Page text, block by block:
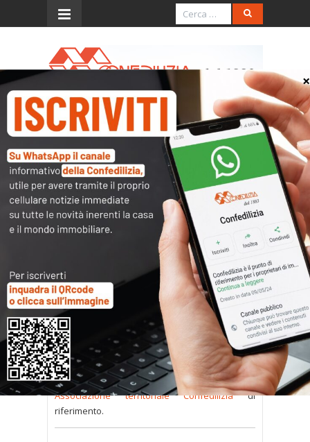
Menu
Circ. 25.9.2001, n. 81/E
(imposta di registro su atti
transattivi)
L’accesso al contenuto
completo è riservato ai
soli utenti abilitati.
Tutti i documenti presenti nelle Banche dati
sonoa disposizione dei soci ma per poterli
consultare occorre
inserire i dati di accesso
nel modulo a destra della pagina
Se non possiedi nome utente e password
oppure li haismarriti richiedili alla tua
Associazione territoriale Confediliziadi
riferimento.